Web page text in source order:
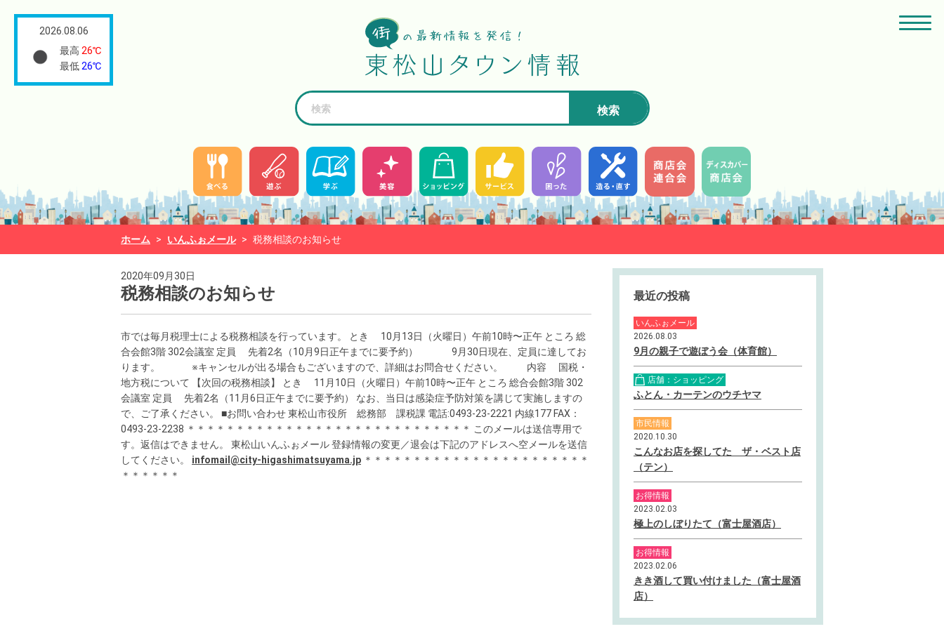
検索
2026.08.06
最高 26℃
最低 26℃
ホーム > いんふぉメール > 税務相談のお知らせ
2020年09月30日
税務相談のお知らせ
市では毎月税理士による税務相談を行っています。 とき 10月13日（火曜日）午前10時〜正午 ところ 総
合会館3階 302会議室 定員 先着2名（10月9日正午までに要予約） 9月30日現在、定員に達してお
ります。 ※キャンセルが出る場合もございますので、詳細はお問合せください。 内容 国税・
地方税について 【次回の税務相談】 とき 11月10日（火曜日）午前10時〜正午 ところ 総合会館3階 302
会議室 定員 先着2名（11月6日正午までに要予約） なお、当日は感染症予防対策を講じて実施しますの
で、ご了承ください。 ■お問い合わせ 東松山市役所 総務部 課税課 電話:0493-23-2221 内線177 FAX：
0493-23-2238 ＊＊＊＊＊＊＊＊＊＊＊＊＊＊＊＊＊＊＊＊＊＊＊＊＊＊＊＊＊ このメールは送信専用で
す。返信はできません。 東松山いんふぉメール 登録情報の変更／退会は下記のアドレスへ空メールを送信
してください。 infomail@city-higashimatsuyama.jp ＊＊＊＊＊＊＊＊＊＊＊＊＊＊＊＊＊＊＊＊＊＊＊
＊＊＊＊＊＊
最近の投稿
いんふぉメール
2026.08.03
9月の親子で遊ぼう会（体育館）
店舗：ショッピング
ふとん・カーテンのウチヤマ
市民情報
2020.10.30
こんなお店を探してた ザ・ベスト店
（テン）
お得情報
2023.02.03
極上のしぼりたて（富士屋酒店）
お得情報
2023.02.06
きき酒して買い付けました（富士屋酒
店）